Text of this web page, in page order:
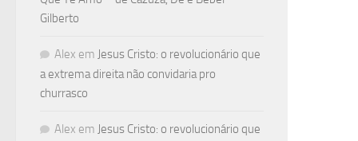
Gilberto
Alex em Jesus Cristo: o revolucionário que
a extrema direita não convidaria pro
churrasco
Alex em Jesus Cristo: o revolucionário que